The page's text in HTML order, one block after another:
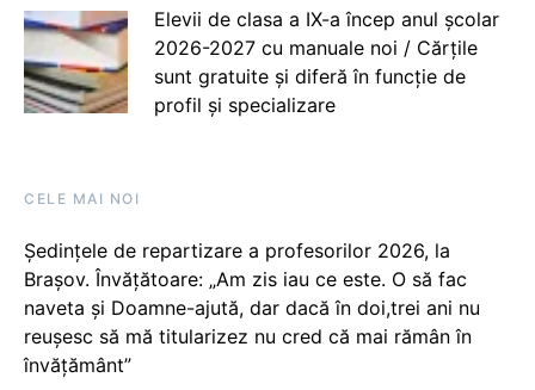
Elevii de clasa a IX-a încep anul școlar
2026-2027 cu manuale noi / Cărțile
sunt gratuite și diferă în funcție de
profil și specializare
CELE MAI NOI
Ședințele de repartizare a profesorilor 2026, la
Brașov. Învățătoare: „Am zis iau ce este. O să fac
naveta și Doamne-ajută, dar dacă în doi,trei ani nu
reușesc să mă titularizez nu cred că mai rămân în
învățământ”